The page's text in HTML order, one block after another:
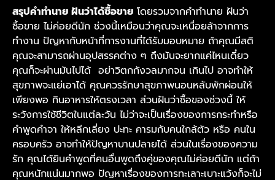
สรุปคำทำนาย ฝันว่าได้ซื้อขาย โดยรวมจากคำทำนาย ฝันว่า
ซื้อขาย ไม่ค่อยดีนัก ช่วงนี้เหมือนว่าคุณจะเหนื่อยล้าจากการ
ทำงาน ปัญหากับหน้าที่การงานที่ได้รับมอบหมาย ถ้าคุณมีสติ
คุณจะสามารถผ่านอุปสรรคต่าง ๆ ถึงมันจะยากแค่ไหนเดี๋ยว
คุณก็จะผ่านมันไปได้ อย่าวิตกกังวลมากจน เกินไป อาจทำให้
สุขภาพจะแย่เอาได้ คุณควรรักษาสุขภาพนอนหลับพักผ่อนให้
เพียงพอ กินอาหารให้ตรงเวลา ส่วนฝันว่าซื้อของช่วงนี้ ให้
ระวังการใช้ชีวิตในแต่ละวัน ไม่ว่าจะเป็นเรื่องของการกระทำหรือ
คำพูดคำจา ให้หลีกเลี่ยง ปะทะ คารมกับคนใกล้ตัว หรือ คนใน
ครอบครัว อาจทำให้ปัญหาบานปลายได้ ส่วนในเรื่องของความ
รัก คุณได้ยินคำพูดที่คนอื่นพูดถึงคู่ของคุณไม่ค่อยดีนัก แต่ถ้า
คุณหนักแน่นมากพอ ปัญหาเรื่องของการทะเลาะเบาะแว้งก็จะไม่